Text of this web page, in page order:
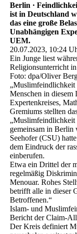
Berlin ·
ist in Deutschland
das eine große
Unabhängigen
UEM.
20.07.2023, 10:24
Ein Junge liest
Religionsunterricht
Foto: dpa/Oliver
„Muslimfeindlichkeit
Menschen in diesem
Expertenkreises,
Gremiums stellten
„Muslimfeindlichkeit
gemeinsam in Berlin
Seehofer (CSU)
dem Eindruck der
einberufen.
Etwa ein Drittel der
regelmäßig
Menouar. Rohes
betrifft alle in dieser
Betroffenen.“
Islam- und
Bericht der Claim-
Der Kreis definiert